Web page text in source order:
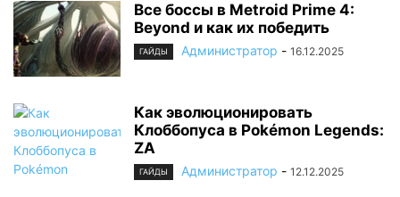
Все боссы в Metroid Prime 4:
Beyond и как их победить
ГАЙДЫ Администратор - 16.12.2025
Как эволюционировать
Клоббопуса в Pokémon Legends:
ZA
ГАЙДЫ Администратор - 12.12.2025